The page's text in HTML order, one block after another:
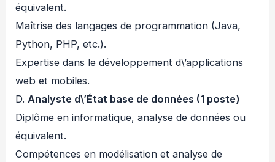
équivalent.
Maîtrise des langages de programmation (Java,
Python, PHP, etc.).
Expertise dans le développement d\’applications
web et mobiles.
D. Analyste d\’État base de données (1 poste)
Diplôme en informatique, analyse de données ou
équivalent.
Compétences en modélisation et analyse de